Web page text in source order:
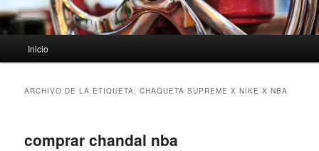
principal
Inicio
ARCHIVO DE LA ETIQUETA:CHAQUETA SUPREME X NIKE X NBA
comprar chandal nba